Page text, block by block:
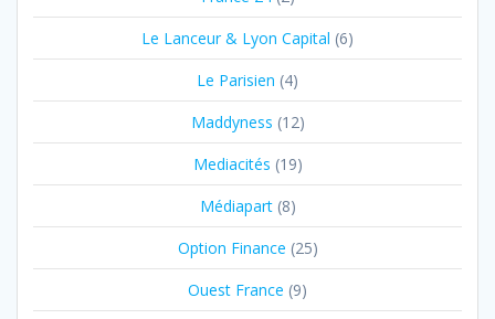
Le Lanceur & Lyon Capital (6)
Le Parisien (4)
Maddyness (12)
Mediacités (19)
Médiapart(8)
Option Finance (25)
Ouest France (9)